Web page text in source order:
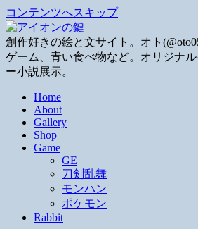
コンテンツへスキップ
創作好きの絵と文サイト。オト
ゲーム、青い食べ物など。オリジナ
ー小説展示。
Home
About
Gallery
Shop
Game
GE
刀剣乱舞
モンハン
ポケモン
Rabbit